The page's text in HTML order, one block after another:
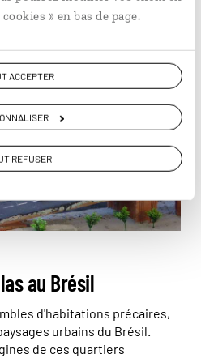
» en bas de page.
ACCEPTER
REFUSER
En lire plus
du quotidien des favelas ©
au Brésil
d'habitations précaires,
urbains du Brésil.
de ces quartiers